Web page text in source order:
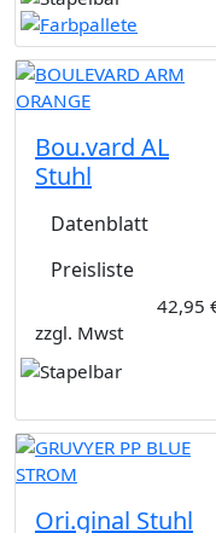
Bou.vard AL
Stuhl
Datenblatt
Preisliste
42,95
zzgl. Mwst
Ori.ginal Stuhl